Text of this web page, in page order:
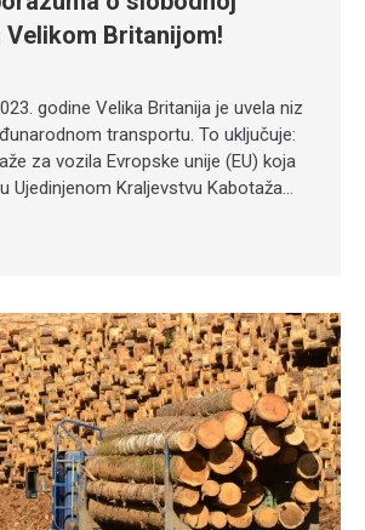
Britanijom!
godine Velika Britanija je uvela niz
transportu. To uključuje:
za vozila Evropske unije (EU) koja
Ujedinjenom Kraljevstvu Kabotaža…